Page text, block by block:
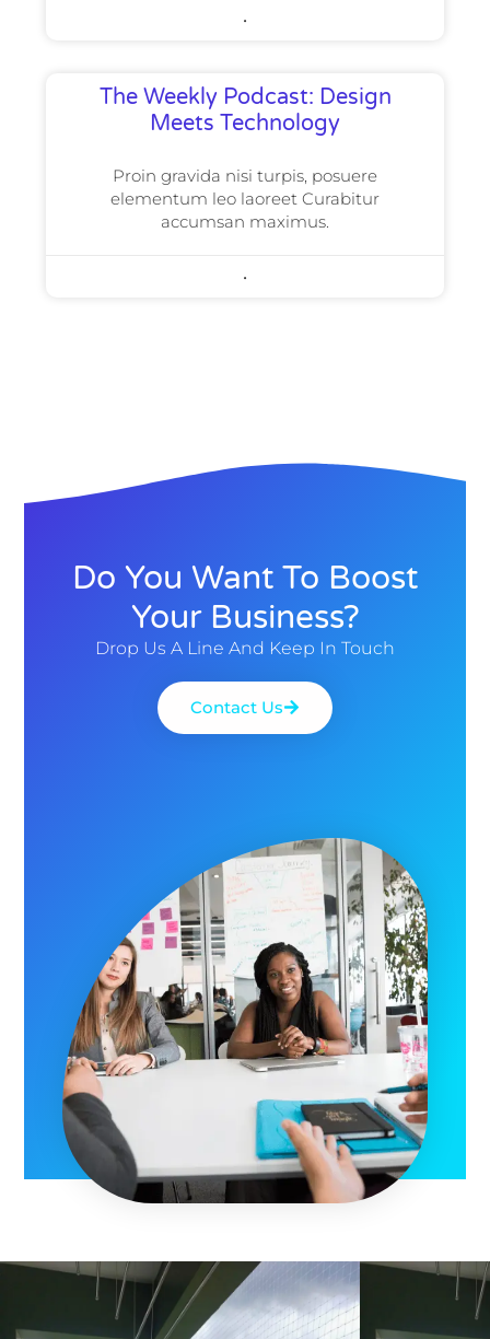
The Weekly Podcast: Design
Meets Technology
Proin gravida nisi turpis, posuere
elementum leo laoreet Curabitur
accumsan maximus.
Do You Want To Boost
Your Business?
Drop Us A Line And Keep In Touch
Contact Us